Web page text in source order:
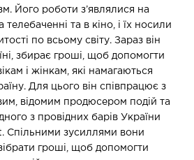
Його роботи з’являлися на
телебаченні та в кіно, і їх носили
по всьому світу. Зараз він
збирає гроші, щоб допомогти
і жінкам, які намагаються
Для цього він співпрацює з
відомим продюсером подій та
з провідних барів України
Спільними зусиллями вони
гроші, щоб допомогти